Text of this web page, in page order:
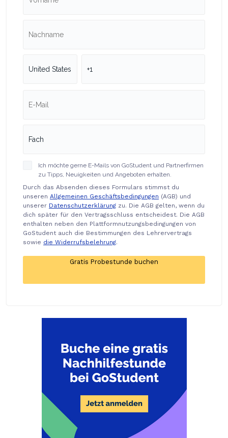
Ich möchte gerne E-Mails von GoStudent und Partnerfirmen
zu Tipps, Neuigkeiten und Angeboten erhalten.
Durch das Absenden dieses Formulars stimmst du
unseren Allgemeinen Geschäftsbedingungen (AGB) und
unserer Datenschutzerklärung zu. Die AGB gelten, wenn du
dich später für den Vertragsschluss entscheidest. Die AGB
enthalten neben den Plattformnutzungsbedingungen von
GoStudent auch die Bestimmungen des Lehrervertrags
sowie die Widerrufsbelehrung.